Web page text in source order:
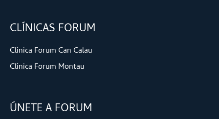
CLÍNICAS FORUM
Clínica Forum Can Calau
Clínica Forum Montau
ÚNETE A FORUM